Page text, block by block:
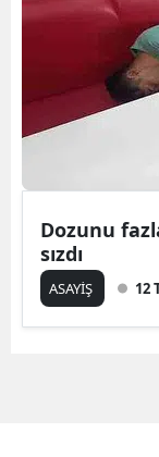
Dozunu
sızdı
ASAYİŞ 12